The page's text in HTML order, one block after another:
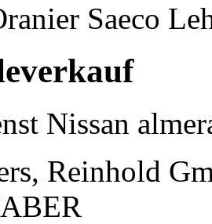
Saeco
Nissan
Reinhold